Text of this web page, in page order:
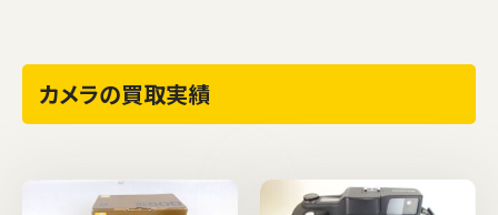
カメラの買取実績